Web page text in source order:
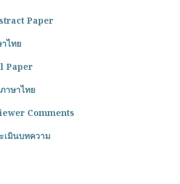
Paper
ไทย
Paper
าษาไทย
Comments
เมินบทความ